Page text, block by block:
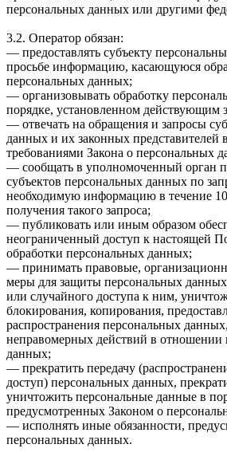
персональных данных или другими
3.2. Оператор обязан:
— предоставлять субъекту
просьбе информацию, касающуюся
персональных данных;
— организовывать обработку
порядке, установленном действующим
— отвечать на обращения и запросы
данных и их законных представителей
требованиями Закона о персональных
— сообщать в уполномоченный орган
субъектов персональных данных по
необходимую информацию в течение
получения такого запроса;
— публиковать или иным образом
неограниченный доступ к настоящей
обработки персональных данных;
— принимать правовые,
меры для защиты персональных
или случайного доступа к ним,
блокирования, копирования,
распространения персональных
неправомерных действий в отношении
данных;
— прекратить передачу
доступ) персональных данных,
уничтожить персональные данные в
предусмотренных Законом о
— исполнять иные обязанности,
персональных данных.